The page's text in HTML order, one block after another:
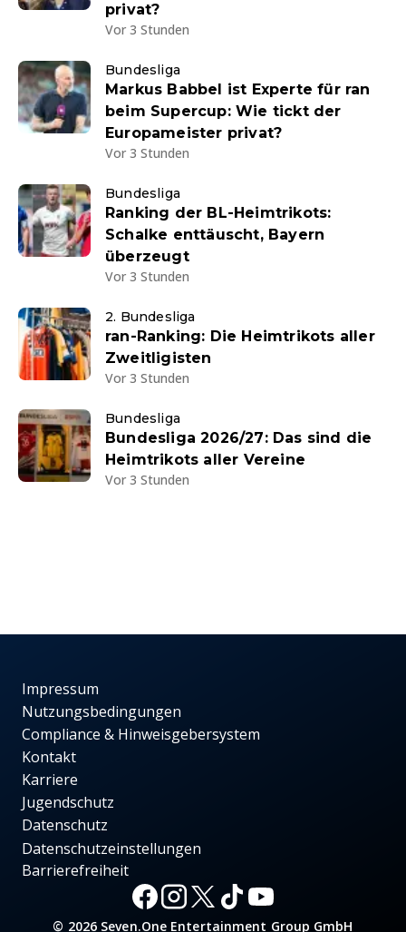
privat?
Vor 3 Stunden
Bundesliga
Markus Babbel ist Experte für ran
beim Supercup: Wie tickt der
Europameister privat?
Vor 3 Stunden
Bundesliga
Ranking der BL-Heimtrikots:
Schalke enttäuscht, Bayern
überzeugt
Vor 3 Stunden
2. Bundesliga
ran-Ranking: Die Heimtrikots aller
Zweitligisten
Vor 3 Stunden
Bundesliga
Bundesliga 2026/27: Das sind die
Heimtrikots aller Vereine
Vor 3 Stunden
Impressum
Nutzungsbedingungen
Compliance & Hinweisgebersystem
Kontakt
Karriere
Jugendschutz
Datenschutz
Datenschutzeinstellungen
Barrierefreiheit
© 2026 Seven.One Entertainment Group GmbH